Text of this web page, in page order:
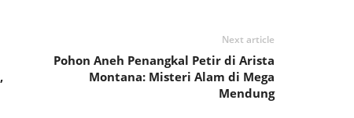
Next article
Pohon Aneh Penangkal Petir di Arista
Montana: Misteri Alam di Mega
Mendung